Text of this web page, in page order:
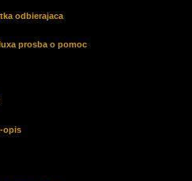
odbierajaca
prosba o pomoc
opis